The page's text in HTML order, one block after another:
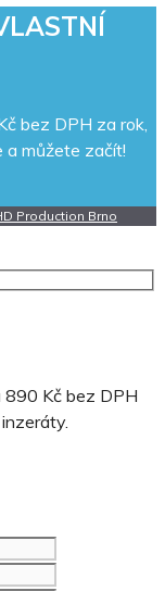
bez DPH za rok,
můžete začít!
Production Brno
Kč bez DPH